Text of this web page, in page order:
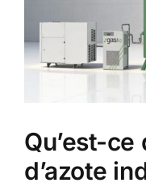
Qu’est-ce
d’azote